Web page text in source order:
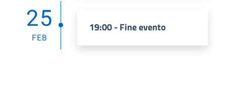
25
FEB
19:00 - Fine evento